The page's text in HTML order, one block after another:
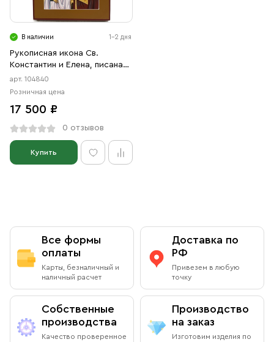
Свечи
Ювелирные изделия
В наличии 1-2 дня
Рукописная икона Св.
Константин и Елена, писаная
икона
арт. 104840
Розничная цена
17 500 ₽
0 отзывов
Купить
Все формы
оплаты
Карты, безналичный и
наличный расчет
Доставка по
РФ
Привезем в любую
точку
Собственные
производства
Качество проверенное
Производство
на заказ
Изготовим изделия по